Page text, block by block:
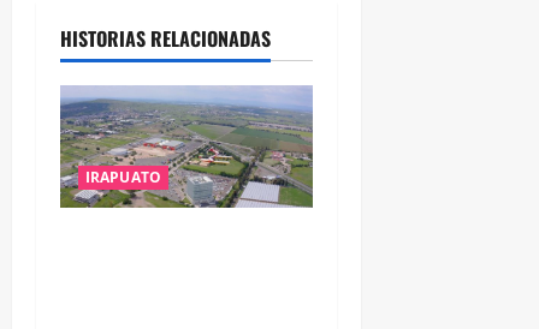
a
c
i
ó
HISTORIAS RELACIONADAS
IRAPUATO